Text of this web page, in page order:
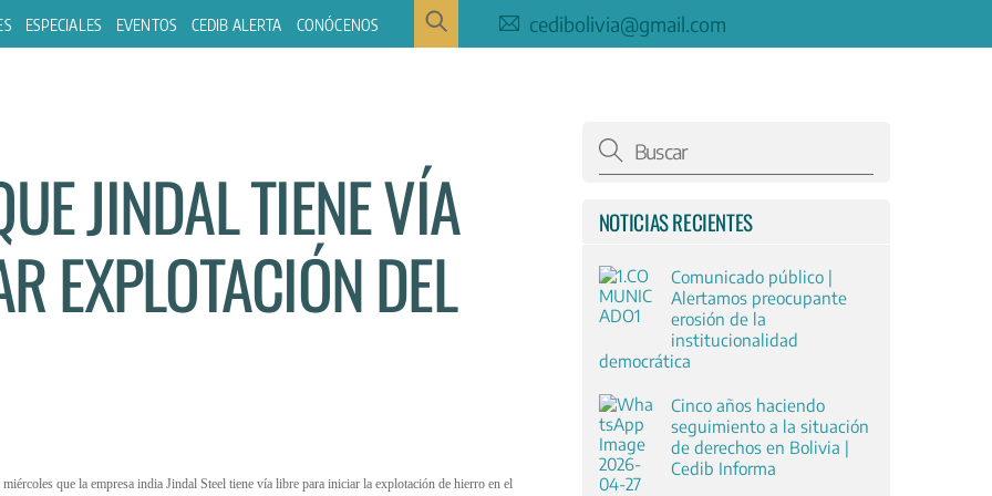
ESPECIALES EVENTOS CEDIB ALERTA CONÓCENOS cedibolivia@gmail.com
JINDAL TIENE VÍA
EXPLOTACIÓN DEL
que la empresa india Jindal Steel tiene vía libre para iniciar la explotación de hierro en el
NOTICIAS RECIENTES
Comunicado público |
Alertamos preocupante
erosión de la
institucionalidad
democrática
Cinco años haciendo
seguimiento a la situación
de derechos en Bolivia |
Cedib Informa